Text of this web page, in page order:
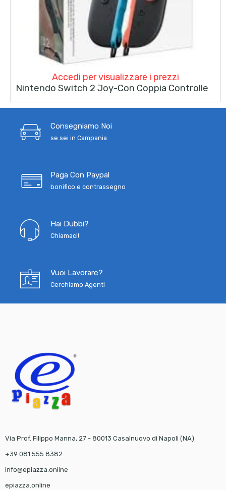
Accedi per visualizzare i prezzi
Nintendo Switch 2 Joy-Con Coppia Controller Blu/rosso
Consegniamo Noi
se sei in Campania
Paga Con Paypal
bonifico e contrassegno
Hai Dubbi?
Chiamaci!
Vuoi Lavorare?
Cerchiamo Agenti
Via Prof. Filippo Manna, 27 - 80013 Casalnuovo di Napoli (NA)
+39 081 555 8382
info@epiazza.online
epiazza.online